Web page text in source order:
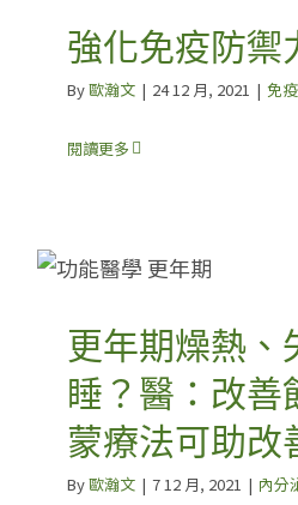
強化免疫防禦
By歐瀚文 | 24 12 月, 2021 | 免疫
閱讀更多
更年期燥熱、
睡？醫：改善
蒙療法可助改
By歐瀚文 | 7 12 月, 2021 | 內分